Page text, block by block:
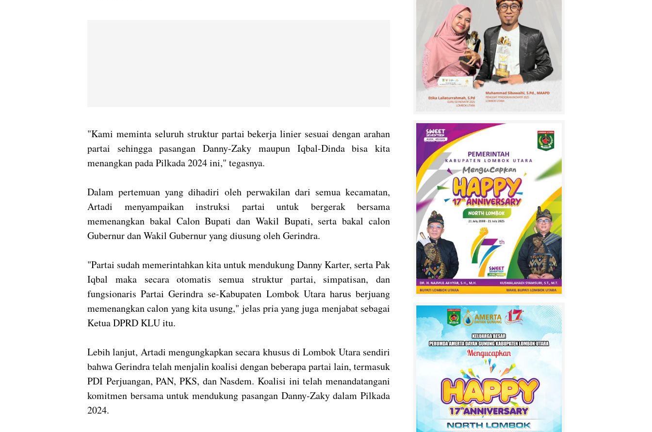
"Kami meminta seluruh struktur partai bekerja linier sesuai dengan arahan
partai sehingga pasangan Danny-Zaky maupun Iqbal-Dinda bisa kita
menangkan pada Pilkada 2024 ini," tegasnya.
Dalam pertemuan yang dihadiri oleh perwakilan dari semua kecamatan,
Artadi menyampaikan instruksi partai untuk bergerak bersama
memenangkan bakal Calon Bupati dan Wakil Bupati, serta bakal calon
Gubernur dan Wakil Gubernur yang diusung oleh Gerindra.
"Partai sudah memerintahkan kita untuk mendukung Danny Karter, serta Pak
Iqbal maka secara otomatis semua struktur partai, simpatisan, dan
fungsionaris Partai Gerindra se-Kabupaten Lombok Utara harus berjuang
memenangkan calon yang kita usung," jelas pria yang juga menjabat sebagai
Ketua DPRD KLU itu.
Lebih lanjut, Artadi mengungkapkan secara khusus di Lombok Utara sendiri
bahwa Gerindra telah menjalin koalisi dengan beberapa partai lain, termasuk
PDI Perjuangan, PAN, PKS, dan Nasdem. Koalisi ini telah menandatangani
komitmen bersama untuk mendukung pasangan Danny-Zaky dalam Pilkada
2024.